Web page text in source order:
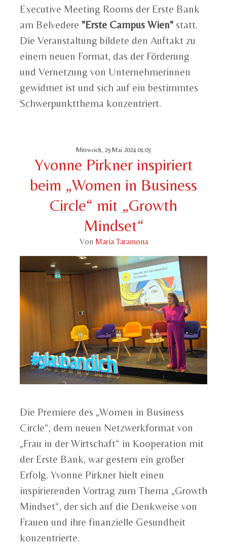
Executive Meeting Rooms der Erste Bank
am Belvedere "Erste Campus Wien" statt.
Die Veranstaltung bildete den Auftakt zu
einem neuen Format, das der Förderung
und Vernetzung von Unternehmerinnen
gewidmet ist und sich auf ein bestimmtes
Schwerpunktthema konzentriert.
Mittwoch, 29 Mai 2024 01:03
Yvonne Pirkner inspiriert
beim „Women in Business
Circle“ mit „Growth
Mindset“
Von Maria Taramona
Die Premiere des „Women in Business
Circle“, dem neuen Netzwerkformat von
„Frau in der Wirtschaft“ in Kooperation mit
der Erste Bank, war gestern ein großer
Erfolg. Yvonne Pirkner hielt einen
inspirierenden Vortrag zum Thema „Growth
Mindset“, der sich auf die Denkweise von
Frauen und ihre finanzielle Gesundheit
konzentrierte.